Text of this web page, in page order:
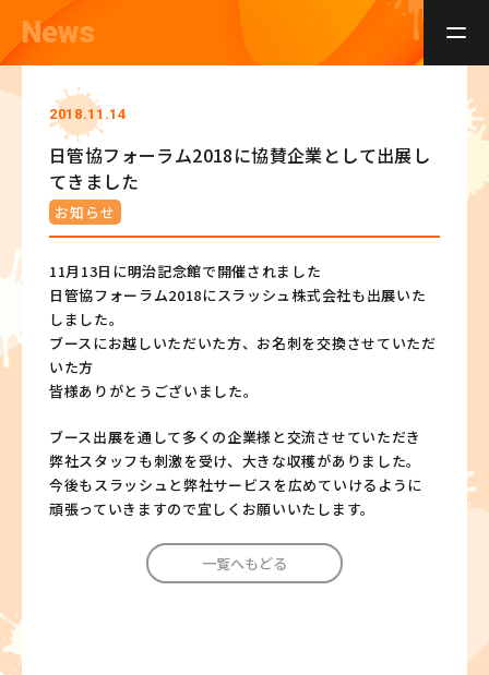
News
2018.11.14
日管協フォーラム2018に協賛企業として出展し
てきました
お知らせ
11月13日に明治記念館で開催されました
日管協フォーラム2018にスラッシュ株式会社も出展いた
しました。
ブースにお越しいただいた方、お名刺を交換させていただ
いた方
皆様ありがとうございました。
ブース出展を通して多くの企業様と交流させていただき
弊社スタッフも刺激を受け、大きな収穫がありました。
今後もスラッシュと弊社サービスを広めていけるように
頑張っていきますので宜しくお願いいたします。
一覧へもどる